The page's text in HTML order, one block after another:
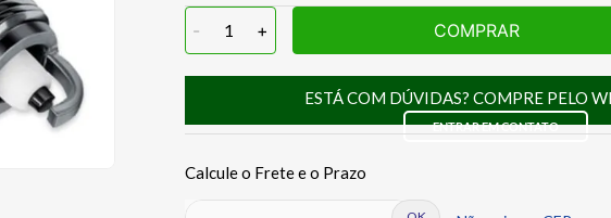
- 1 + COMPRAR
ESTÁ COM DÚVIDAS? COMPRE PELO
ENTRAR EM CONTATO